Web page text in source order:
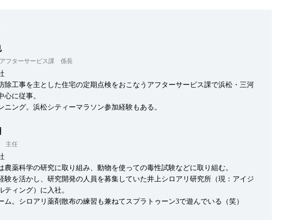
フターサービス課 係長
除工事を主とした住宅の定期点検をおこなうアフターサービス課で浜松・三河
心に従事。
ニング。浜松シティーマラソン参加経験もある。
主任
農薬科学の研究に取り組み、動物を使っての毒性試験などに取り組む。
験を活かし、研究開発の人員を募集していた井上シロアリ研究所（現：アイジ
ティング）に入社。
ム。シロアリ薬剤散布の練習も兼ねてスプラトゥーン3で遊んでいる（笑）